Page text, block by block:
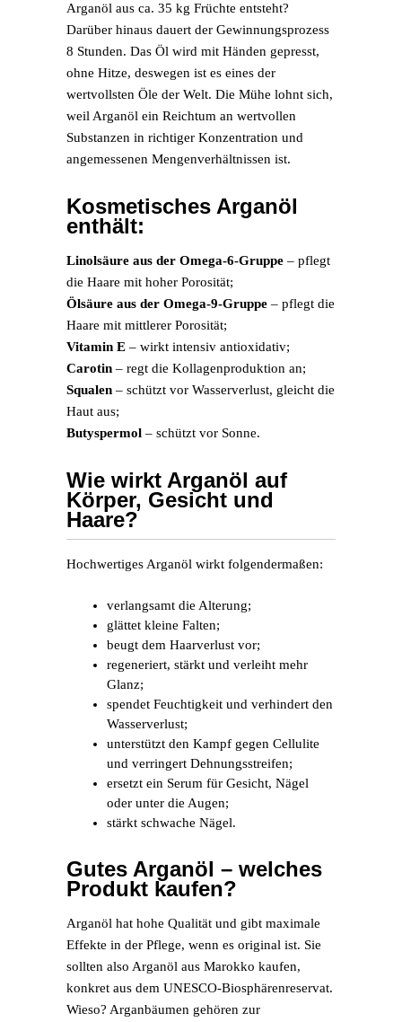
Arganöl aus ca. 35 kg Früchte entsteht?
Darüber hinaus dauert der Gewinnungsprozess
8 Stunden. Das Öl wird mit Händen gepresst,
ohne Hitze, deswegen ist es eines der
wertvollsten Öle der Welt. Die Mühe lohnt sich,
weil Arganöl ein Reichtum an wertvollen
Substanzen in richtiger Konzentration und
angemessenen Mengenverhältnissen ist.
Kosmetisches Arganöl
enthält:
Linolsäure aus der Omega-6-Gruppe – pflegt
die Haare mit hoher Porosität;
Ölsäure aus der Omega-9-Gruppe – pflegt die
Haare mit mittlerer Porosität;
Vitamin E – wirkt intensiv antioxidativ;
Carotin – regt die Kollagenproduktion an;
Squalen – schützt vor Wasserverlust, gleicht die
Haut aus;
Butyspermol – schützt vor Sonne.
Wie wirkt Arganöl auf
Körper, Gesicht und
Haare?
Hochwertiges Arganöl wirkt folgendermaßen:
verlangsamt die Alterung;
glättet kleine Falten;
beugt dem Haarverlust vor;
regeneriert, stärkt und verleiht mehr
Glanz;
spendet Feuchtigkeit und verhindert den
Wasserverlust;
unterstützt den Kampf gegen Cellulite
und verringert Dehnungsstreifen;
ersetzt ein Serum für Gesicht, Nägel
oder unter die Augen;
stärkt schwache Nägel.
Gutes Arganöl – welches
Produkt kaufen?
Arganöl hat hohe Qualität und gibt maximale
Effekte in der Pflege, wenn es original ist. Sie
sollten also Arganöl aus Marokko kaufen,
konkret aus dem UNESCO-Biosphärenreservat.
Wieso? Arganbäumen gehören zur